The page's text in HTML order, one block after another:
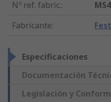
Nº ref. fabric.:
Fabricante:
Especificaciones
Documentación
Legislación y